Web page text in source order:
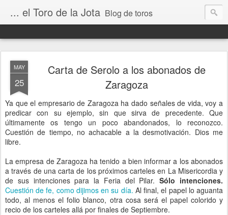
... el Toro de la Jota Blog de toros
MAY
25
Carta de Serolo a los abonados de
Zaragoza
Ya que el empresario de Zaragoza ha dado señales de vida, voy a
predicar con su ejemplo, sin que sirva de precedente. Que
últimamente os tengo un poco abandonados, lo reconozco.
Cuestión de tiempo, no achacable a la desmotivación. Dios me
libre.
La empresa de Zaragoza ha tenido a bien informar a los abonados
a través de una carta de los próximos carteles en La Misericordia y
de sus intenciones para la Feria del Pilar.Sólo intenciones.
Cuestión de fe, como dijimos en su día. Al final, el papel lo aguanta
todo, al menos el folio blanco, otra cosa será el papel colorido y
recio de los carteles allá por finales de Septiembre.